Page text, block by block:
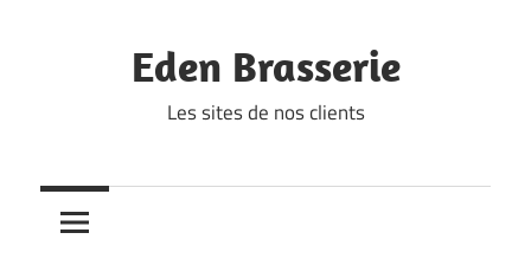
Eden Brasserie
Les sites de nos clients